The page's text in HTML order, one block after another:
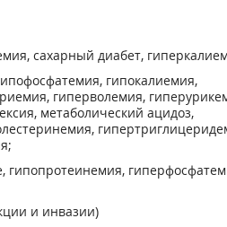
сахарный диабет,
гипокалиемия,
гиперволемия,
метаболический ацидоз,
гипопротеинемия,
и инвазии)